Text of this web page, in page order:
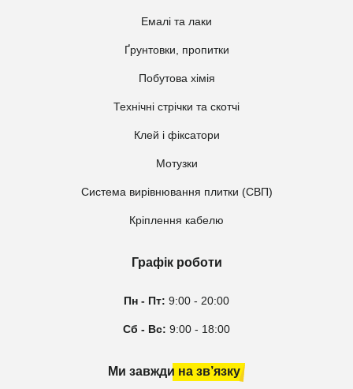
Емалі та лаки
Ґрунтовки, пропитки
Побутова хімія
Технічні стрічки та скотчі
Клей і фіксатори
Мотузки
Система вирівнювання плитки (СВП)
Кріплення кабелю
Графік роботи
Пн - Пт: 9:00 - 20:00
Сб - Вс: 9:00 - 18:00
Ми завжди на зв’язку